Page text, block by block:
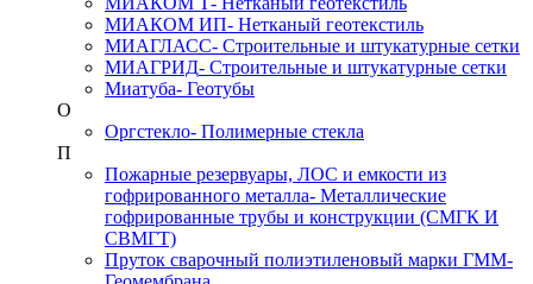
МИАКОМ ИП- Нетканый геотекстиль
МИАГЛАСС- Строительные и штукатурные сетки
МИАГРИД- Строительные и штукатурные сетки
Миатуба- Геотубы
О
Оргстекло- Полимерные стекла
П
Пожарные резервуары, ЛОС и емкости из
гофрированного металла- Металлические
гофрированные трубы и конструкции (СМГК И
СВМГТ)
Пруток сварочный полиэтиленовый марки ГММ-